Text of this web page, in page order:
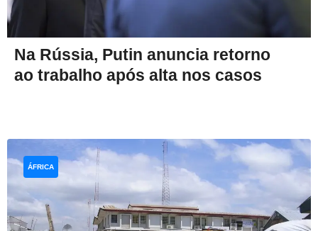
Na Rússia, Putin anuncia retorno
ao trabalho após alta nos casos
ÁFRICA